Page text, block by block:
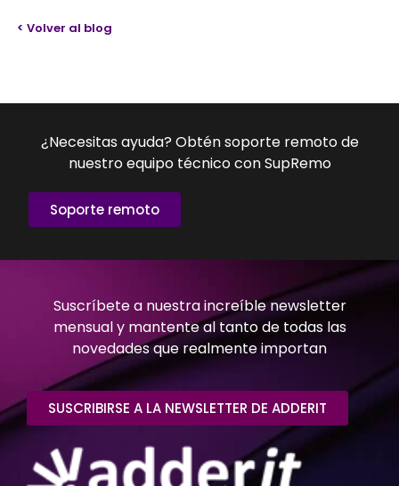
< Volver al blog
¿Necesitas ayuda? Obtén soporte remoto de
nuestro equipo técnico con SupRemo
Soporte remoto
Suscríbete a nuestra increíble newsletter
mensual y mantente al tanto de todas las
novedades que realmente importan
SUSCRIBIRSE A LA NEWSLETTER DE ADDERIT